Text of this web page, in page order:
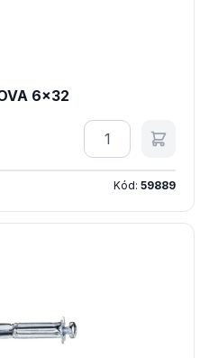
6x32
Množstvo
Kód: 59889